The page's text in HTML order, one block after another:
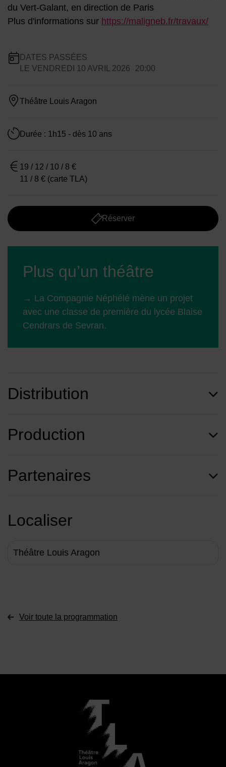
du Vert-Galant, en direction de Paris
Plus d'informations sur https://maligneb.fr/travaux/
Dates de planification
DATES PASSÉES
LE VENDREDI 10 AVRIL 2026 20:00
Théâtre Louis Aragon
Durée : 1h15 - dès 10 ans
19 / 12 / 10 / 8 €
11 / 8 € (carte TLA)
Réserver
Plus qu’un théâtre
→ La Compagnie Néphélé mène un projet
avec une classe de première du lycée Blaise
Cendrars de Sevran.
Distribution
Production
Partenaires
Localiser
Théâtre Louis Aragon
Voir toute la programmation